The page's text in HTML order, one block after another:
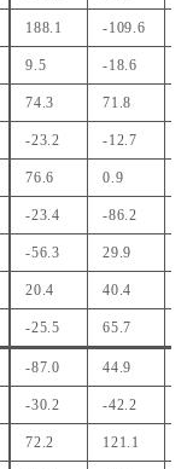
188.1 -109.6
9.5 -18.6
74.3 71.8
-23.2 -12.7
76.6 0.9
-23.4 -86.2
-56.3 29.9
20.4 40.4
-25.5 65.7
-87.0 44.9
-30.2 -42.2
72.2 121.1